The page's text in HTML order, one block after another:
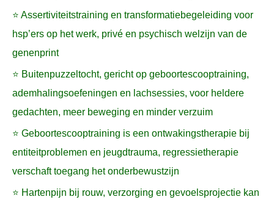
⭐ Assertiviteitstraining en transformatiebegeleiding voor
hsp’ers op het werk, privé en psychisch welzijn van de
genenprint
⭐ Buitenpuzzeltocht, gericht op geboortescooptraining,
ademhalingsoefeningen en lachsessies, voor heldere
gedachten, meer beweging en minder verzuim
⭐ Geboortescooptraining is een ontwakingstherapie bij
entiteitproblemen en jeugdtrauma, regressietherapie
verschaft toegang het onderbewustzijn
⭐ Hartenpijn bij rouw, verzorging en gevoelsprojectie kan